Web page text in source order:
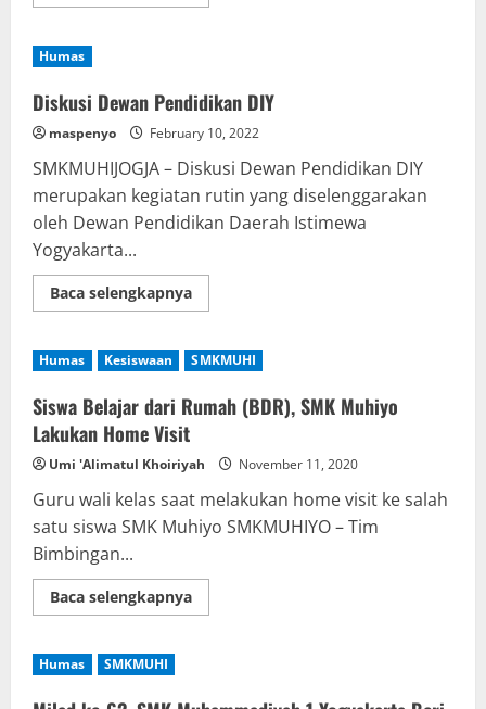
Humas
Diskusi Dewan Pendidikan DIY
maspenyo February 10, 2022
SMKMUHIJOGJA – Diskusi Dewan Pendidikan DIY
merupakan kegiatan rutin yang diselenggarakan
oleh Dewan Pendidikan Daerah Istimewa
Yogyakarta...
Baca selengkapnyaRead
more
Dewan
Pendidikan
Humas Kesiswaan SMKMUHI
Siswa Belajar dari Rumah (BDR), SMK Muhiyo
Lakukan Home Visit
Umi 'Alimatul Khoiriyah November 11, 2020
Guru wali kelas saat melakukan home visit ke salah
satu siswa SMK Muhiyo SMKMUHIYO – Tim
Bimbingan...
Baca selengkapnyaRead
more
(BDR),
Humas SMKMUHI